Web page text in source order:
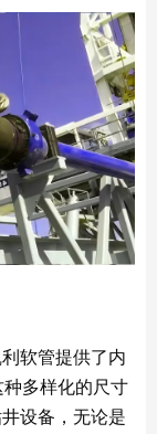
软管提供了内
多样化的尺寸
设备，无论是